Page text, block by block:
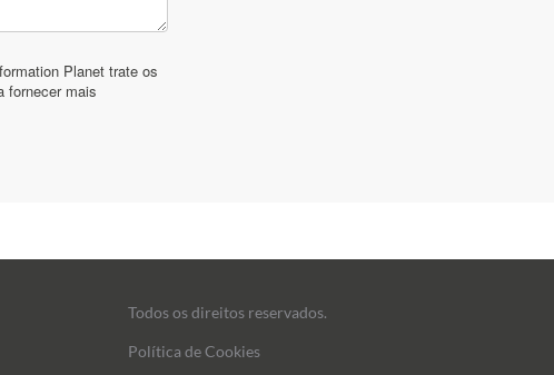
Todos os direitos reservados.
Política de Cookies